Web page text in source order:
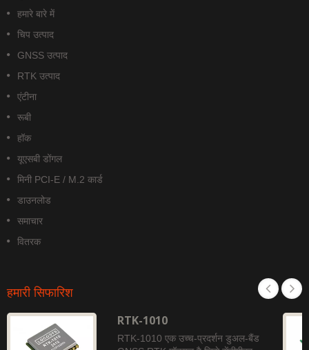
हमारे बारे में
चिप उत्पाद
GNSS उत्पाद
RTK उत्पाद
एंटीना
रूबी
हॉक
यूएसबी डोंगल
मिनी PCI-E / M.2 कार्ड
डाउनलोड
समाचार
वितरक
हमारी सिफारिश
RTK-1010
RTK-1010 एक उच्च-प्रदर्शन डुअल-बैंड